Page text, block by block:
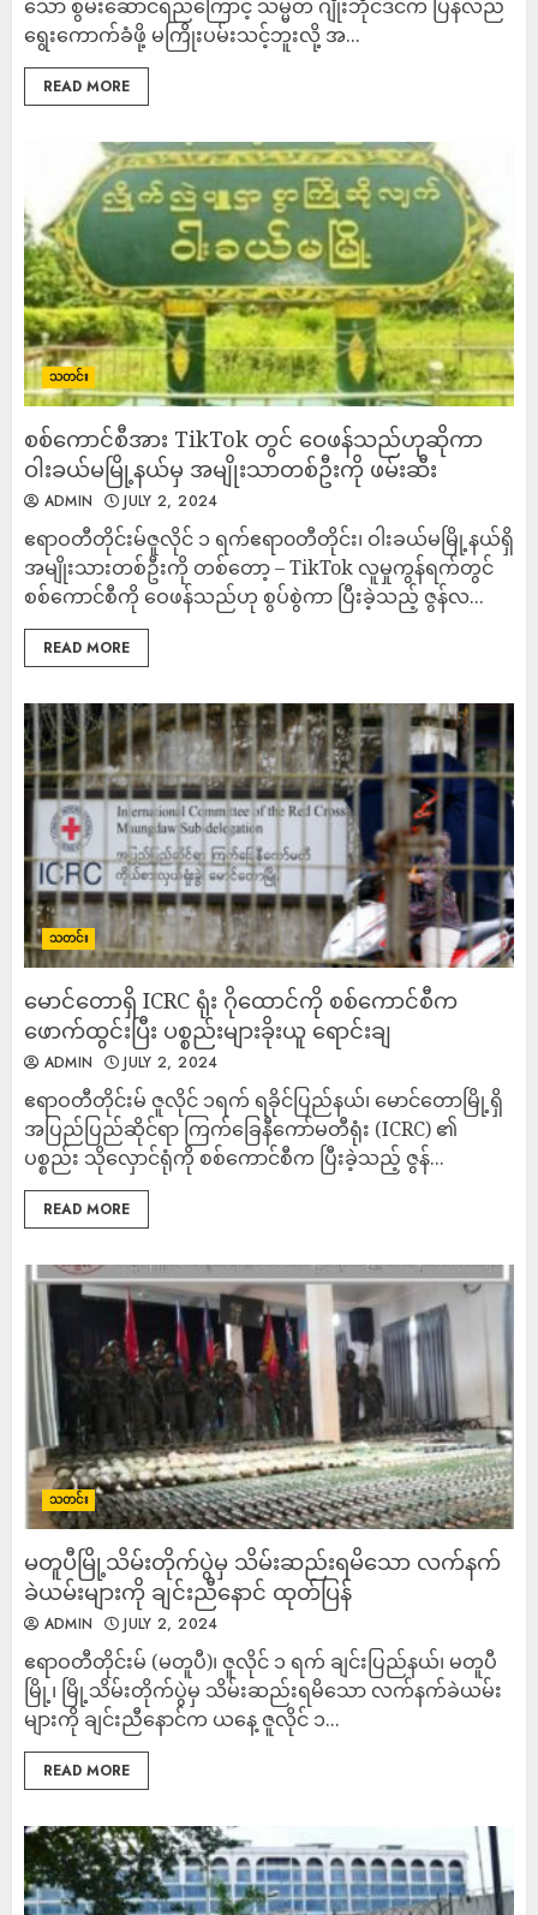
သော စွမ်းဆောင်ရည်ကြောင့် သမ္မတ ဂျိုးဘိုင်ဒင်က ပြန်လည်
ရွေးကောက်ခံဖို့ မကြိုးပမ်းသင့်ဘူးလို့ အ...
READ MORE
သတင်း
စစ်ကောင်စီအား TikTok တွင် ဝေဖန်သည်ဟုဆိုကာ
ဝါးခယ်မမြို့နယ်မှ အမျိုးသာတစ်ဦးကို ဖမ်းဆီး
ADMIN JULY 2, 2024
ဧရာဝတီတိုင်းမ်ဇူလိုင် ၁ ရက်ဧရာ၀တီတိုင်း၊ ဝါးခယ်မမြို့နယ်ရှိ
အမျိုးသားတစ်ဦးကို တစ်တော့ – TikTok လူမှုကွန်ရက်တွင်
စစ်ကောင်စီကို ဝေဖန်သည်ဟု စွပ်စွဲကာ ပြီးခဲ့သည့် ဇွန်လ...
READ MORE
သတင်း
မောင်တောရှိ ICRC ရုံး ဂိုထောင်ကို စစ်ကောင်စီက
ဖောက်ထွင်းပြီး ပစ္စည်းများခိုးယူ ရောင်းချ
ADMIN JULY 2, 2024
ဧရာဝတီတိုင်းမ် ဇူလိုင် ၁ရက် ရခိုင်ပြည်နယ်၊ မောင်တောမြို့ရှိ
အပြည်ပြည်ဆိုင်ရာ ကြက်ခြေနီကော်မတီရုံး (ICRC) ၏
ပစ္စည်း သိုလှောင်ရုံကို စစ်ကောင်စီက ပြီးခဲ့သည့် ဇွန်...
READ MORE
သတင်း
မတူပီမြို့သိမ်းတိုက်ပွဲမှ သိမ်းဆည်းရမိသော လက်နက်
ခဲယမ်းများကို ချင်းညီနောင် ထုတ်ပြန်
ADMIN JULY 2, 2024
ဧရာဝတီတိုင်းမ် (မတူပီ)၊ ဇူလိုင် ၁ ရက် ချင်းပြည်နယ်၊ မတူပီ
မြို့၊ မြို့သိမ်းတိုက်ပွဲမှ သိမ်းဆည်းရမိသော လက်နက်ခဲယမ်း
များကို ချင်းညီနောင်က ယနေ့ ဇူလိုင် ၁...
READ MORE